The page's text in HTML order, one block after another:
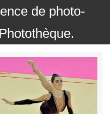
de photo-